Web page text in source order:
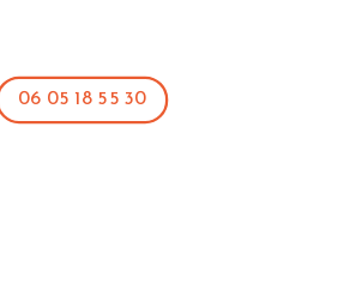
06 05 18 55 30